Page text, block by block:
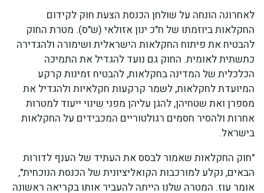
לאחרונה הונחה על שולחן הכנסת הצעת חוק לקידום
החקלאות ביוזמתו של ח"כ ינון אזולאי (ש"ס). מטרת החוק
להבטיח את פיתוח החקלאות הישראלית ושימורה ולהגדירה
כתשתית לאומית. החוק גם נועד להגדיל את התמיכה
הכלכלית של המדינה בחקלאות, להבטיח זמינות קרקע
המיועדת לחקלאות, לשמר קרקעות חקלאיות ולהגדיל את
מספרן ואת שטחיהן, להגן עליהן מפני שינוי ייעוד למטרות
אחרות ולהסיר חסמים רגולטוריים המכבידים על החקלאות
בישראל.
"חוק החקלאות שאמור לבסס את העתיד של הענף לדורות
הבאים, נקלע למורכבות הקואליציונית של הכנסת הנוכחית",
אומר עוז. המטרה שלנו הייתה להעביר אותו בקריאה ראשונה